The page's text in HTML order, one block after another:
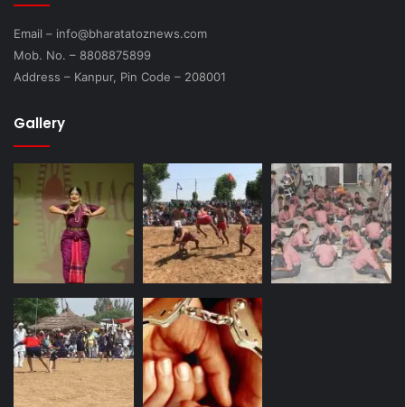
Email – info@bharatatoznews.com
Mob. No. – 8808875899
Address – Kanpur, Pin Code – 208001
Gallery